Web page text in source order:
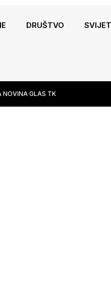
DRUŠTVO SVIJET
NOVINA GLAS TK